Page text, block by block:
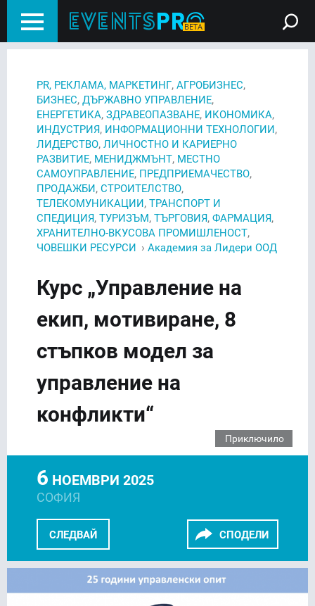
PR, РЕКЛАМА, МАРКЕТИНГ, АГРОБИЗНЕС,
БИЗНЕС, ДЪРЖАВНО УПРАВЛЕНИЕ,
ЕНЕРГЕТИКА, ЗДРАВЕОПАЗВАНЕ, ИКОНОМИКА,
ИНДУСТРИЯ, ИНФОРМАЦИОННИ ТЕХНОЛОГИИ,
ЛИДЕРСТВО, ЛИЧНОСТНО И КАРИЕРНО
РАЗВИТИЕ, МЕНИДЖМЪНТ, МЕСТНО
САМОУПРАВЛЕНИЕ, ПРЕДПРИЕМАЧЕСТВО,
ПРОДАЖБИ, СТРОИТЕЛСТВО,
ТЕЛЕКОМУНИКАЦИИ, ТРАНСПОРТ И
СПЕДИЦИЯ, ТУРИЗЪМ, ТЪРГОВИЯ, ФАРМАЦИЯ,
ХРАНИТЕЛНО-ВКУСОВА ПРОМИШЛЕНОСТ,
ЧОВЕШКИ РЕСУРСИ › Академия за Лидери ООД
Курс „Управление на
екип, мотивиране, 8
стъпков модел за
управление на
конфликти“
Приключило
СЛЕДВАЙ СПОДЕЛИ
6 НОЕМВРИ 2025
СОФИЯ
FACEBOOK